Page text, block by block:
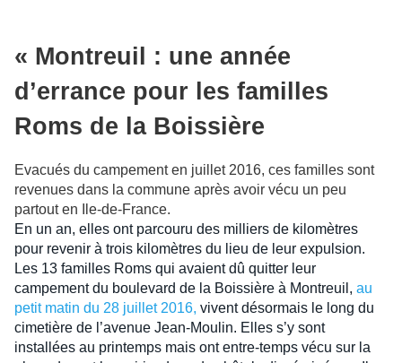
« Montreuil : une année
d’errance pour les familles
Roms de la Boissière
Evacués du campement en juillet 2016, ces familles sont
revenues dans la commune après avoir vécu un peu
partout en Ile-de-France.
En un an, elles ont parcouru des milliers de kilomètres
pour revenir à trois kilomètres du lieu de leur expulsion.
Les 13 familles Roms qui avaient dû quitter leur
campement du boulevard de la Boissière à Montreuil, au
petit matin du 28 juillet 2016, vivent désormais le long du
cimetière de l’avenue Jean-Moulin. Elles s’y sont
installées au printemps mais ont entre-temps vécu sur la